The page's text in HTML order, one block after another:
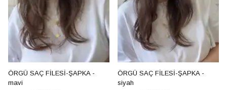
ÖRGÜ SAÇ FİLESİ-ŞAPKA -
mavi
ÖRGÜ SAÇ FİLESİ-ŞAPKA -
siyah